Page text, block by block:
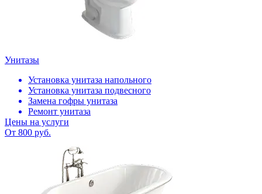
Унитазы
Установка унитаза напольного
Установка унитаза подвесного
Замена гофры унитаза
Ремонт унитаза
Цены на услуги
От 800 руб.